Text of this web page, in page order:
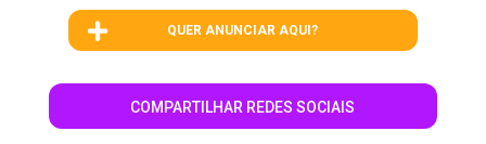
QUER ANUNCIAR AQUI?
COMPARTILHAR REDES SOCIAIS